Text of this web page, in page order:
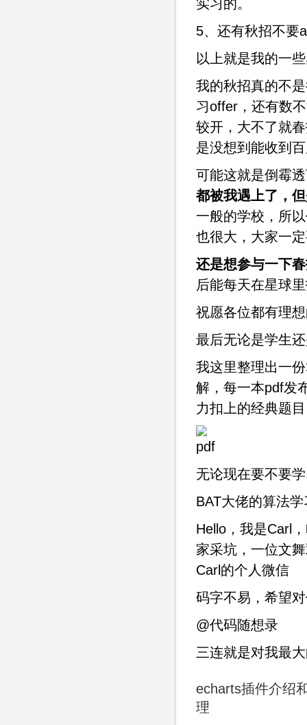
实习的。
5、还有秋招不要
以上就是我的一
我的秋招真的不
习offer，还有数
较开，大不了就
是没想到能收到
可能这就是倒霉
都被我遇上了，
一般的学校，所
也很大，大家一
还是想参与一下
后能每天在星球
祝愿各位都有理
最后无论是学生
我这里整理出一
解，每一本pdf发
力扣上的经典题
无论现在要不要
BAT大佬的算法
Hello，我是Carl
家采坑，一位文
Carl的个人微信
码字不易，希望
@代码随想录
三连就是对我最
echarts插件介绍
理